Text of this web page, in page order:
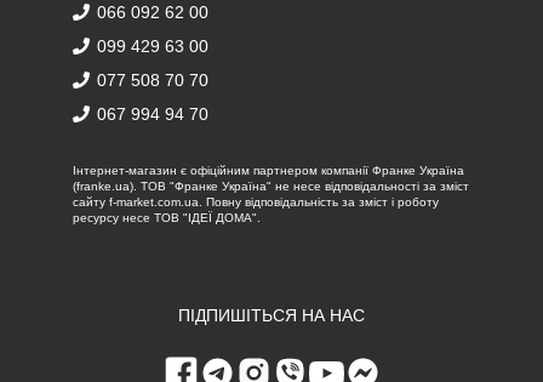
066 092 62 00
099 429 63 00
077 508 70 70
067 994 94 70
Iнтернет-магазин є офіційним партнером компанії Франке Україна
(franke.ua). ТОВ "Франке Україна" не несе відповідальності за зміст
сайту f-market.com.ua. Повну відповідальність за зміст і роботу
ресурсу несе ТОВ "ІДЕЇ ДОМА".
ПІДПИШІТЬСЯ НА НАС